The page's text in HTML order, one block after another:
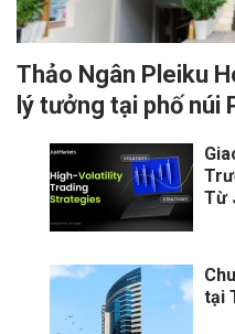
Thảo Ngân Pleiku
lý tưởng tại phố núi
Từ
tại